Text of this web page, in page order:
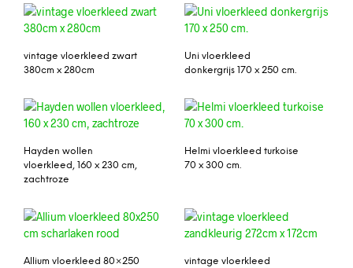
vintage vloerkleed zwart
380cm x 280cm
Uni vloerkleed
donkergrijs 170 x 250 cm.
Hayden wollen
vloerkleed, 160 x 230 cm,
zachtroze
Helmi vloerkleed turkoise
70 x 300 cm.
Allium vloerkleed 80×250
vintage vloerkleed